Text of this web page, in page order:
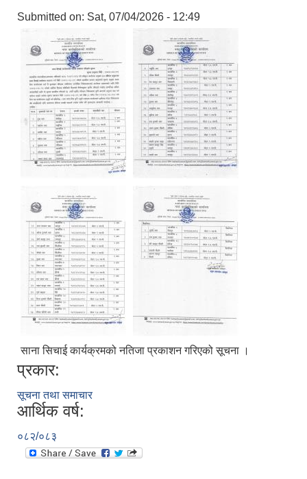
Submitted on: Sat, 07/04/2026 - 12:49
साना सिचाई कार्यक्रमको नतिजा प्रकाशन गरिएको सूचना ।
प्रकार:
सूचना तथा समाचार
आर्थिक वर्ष:
०८२/०८३